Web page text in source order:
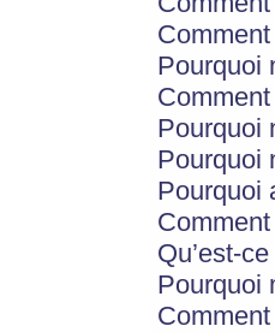
Pourquoi
Pourquoi
Pourquoi
Pourquoi
Qu’est-
Pourquoi